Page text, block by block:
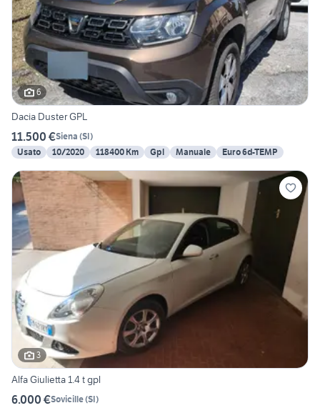
6
Dacia Duster GPL
11.500 €Siena (SI)
Usato
10/2020 118400 Km Gpl Manuale Euro 6d-TEMP
3
Alfa Giulietta 1.4 t gpl
6.000 €Sovicille(SI)